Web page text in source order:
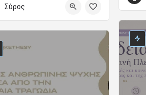
2026 09:00 - 4 Οκτωβρίου 2026 22:00
Σύρος